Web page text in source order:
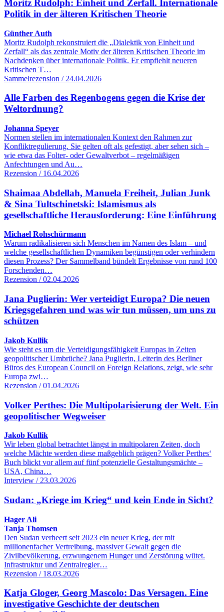
Moritz Rudolph: Einheit und Zerfall. Internationale
Politik in der älteren Kritischen Theorie
Günther Auth
Moritz Rudolph rekonstruiert die „Dialektik von Einheit und
Zerfall“ als das zentrale Motiv der älteren Kritischen Theorie im
Nachdenken über internationale Politik. Er empfiehlt neueren
Kritischen T…
Sammelrezension / 24.04.2026
Alle Farben des Regenbogens gegen die Krise der
Weltordnung?
Johanna Speyer
Normen stellen im internationalen Kontext den Rahmen zur
Konfliktregulierung. Sie gelten oft als gefestigt, aber sehen sich –
wie etwa das Folter- oder Gewaltverbot – regelmäßigen
Anfechtungen und Au…
Rezension / 16.04.2026
Shaimaa Abdellah, Manuela Freiheit, Julian Junk
& Sina Tultschinetski: Islamismus als
gesellschaftliche Herausforderung: Eine Einführung
Michael Rohschürmann
Warum radikalisieren sich Menschen im Namen des Islam – und
welche gesellschaftlichen Dynamiken begünstigen oder verhindern
diesen Prozess? Der Sammelband bündelt Ergebnisse von rund 100
Forschenden…
Rezension / 02.04.2026
Jana Puglierin: Wer verteidigt Europa? Die neuen
Kriegsgefahren und was wir tun müssen, um uns zu
schützen
Jakob Kullik
Wie steht es um die Verteidigungsfähigkeit Europas in Zeiten
geopolitischer Umbrüche? Jana Puglierin, Leiterin des Berliner
Büros des European Council on Foreign Relations, zeigt, wie sehr
Europa zwi…
Rezension / 01.04.2026
Volker Perthes: Die Multipolarisierung der Welt. Ein
geopolitischer Wegweiser
Jakob Kullik
Wir leben global betrachtet längst in multipolaren Zeiten, doch
welche Mächte werden diese maßgeblich prägen? Volker Perthes‘
Buch blickt vor allem auf fünf potenzielle Gestaltungsmächte –
USA, China…
Interview / 23.03.2026
Sudan: „Kriege im Krieg“ und kein Ende in Sicht?
Hager Ali
Tanja Thomsen
Den Sudan verheert seit 2023 ein neuer Krieg, der mit
millionenfacher Vertreibung, massiver Gewalt gegen die
Zivilbevölkerung, erzwungenem Hunger und Zerstörung wütet.
Infrastruktur und Zentralregier…
Rezension / 18.03.2026
Katja Gloger, Georg Mascolo: Das Versagen. Eine
investigative Geschichte der deutschen